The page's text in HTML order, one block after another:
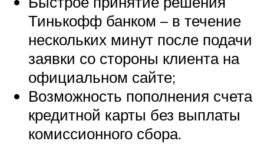
Тинькофф банком – в течение
нескольких минут после подачи
заявки со стороны клиента на
официальном сайте;
Возможность пополнения счета
кредитной карты без выплаты
комиссионного сбора.